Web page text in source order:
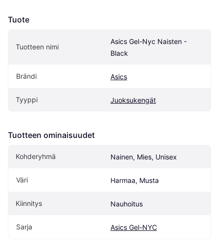
Tuote
Tuotteen nimi
Asics Gel-Nyc Naisten -
Black
Brändi Asics
Tyyppi Juoksukengät
Tuotteen ominaisuudet
Kohderyhmä Nainen, Mies, Unisex
Väri Harmaa, Musta
Kiinnitys Nauhoitus
Sarja Asics Gel-NYC